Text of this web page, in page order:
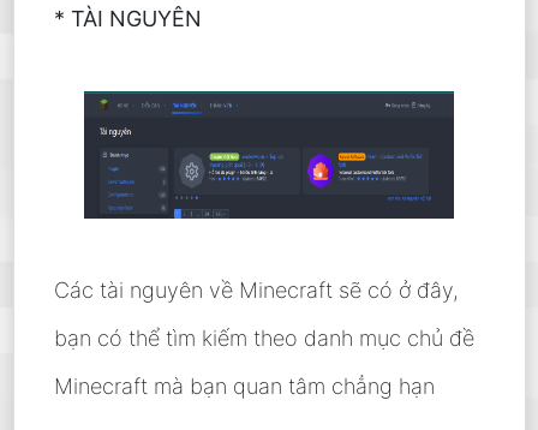
* TÀI NGUYÊN
Các tài nguyên về Minecraft sẽ có ở đây,
bạn có thể tìm kiếm theo danh mục chủ đề
Minecraft mà bạn quan tâm chẳng hạn